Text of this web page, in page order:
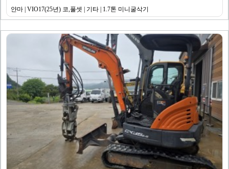
얀마 | VIO17(25년) 코,풀셋 | 기타 | 1.7톤 미니굴삭기